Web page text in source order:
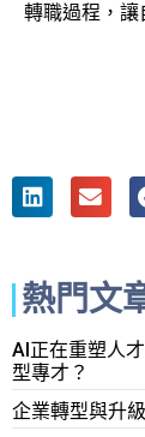
轉職過程，讓
熱門文
AI正在重塑人
型專才？
企業轉型與升